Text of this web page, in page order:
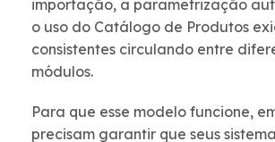
importação, a parametrização
o uso do Catálogo de Produtos
consistentes circulando entre
módulos.
Para que esse modelo funcione,
precisam garantir que seus